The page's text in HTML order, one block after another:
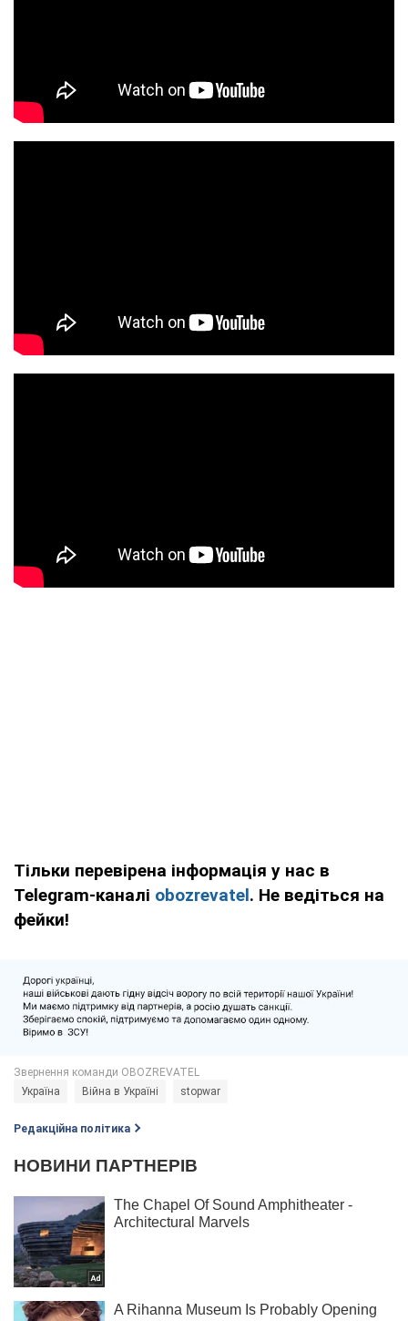
Тільки перевірена інформація у нас в
Telegram-каналі obozrevatel. Не ведіться на
фейки!
Україна Війна в Україні stopwar
Редакційна політика